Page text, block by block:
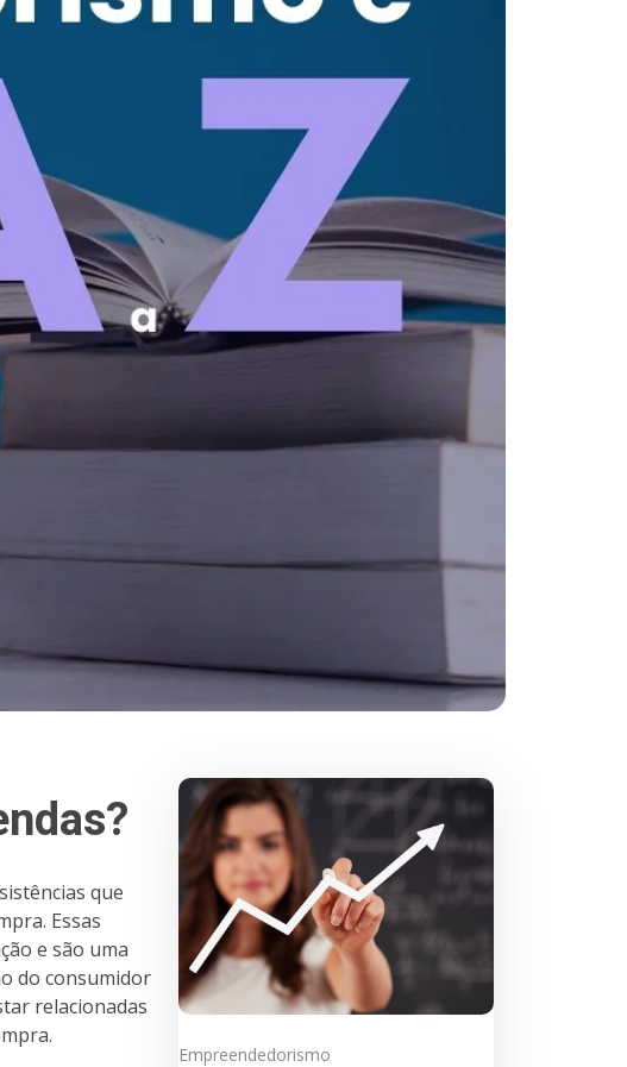
que
Essas
e são uma
do consumidor
relacionadas
Empreendedorismo